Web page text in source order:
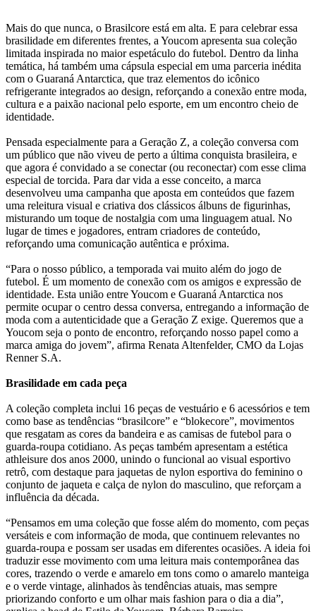
Mais do que nunca, o Brasilcore está em alta. E para celebrar essa
brasilidade em diferentes frentes, a Youcom apresenta sua coleção
limitada inspirada no maior espetáculo do futebol. Dentro da linha
temática, há também uma cápsula especial em uma parceria inédita
com o Guaraná Antarctica, que traz elementos do icônico
refrigerante integrados ao design, reforçando a conexão entre moda,
cultura e a paixão nacional pelo esporte, em um encontro cheio de
identidade.
Pensada especialmente para a Geração Z, a coleção conversa com
um público que não viveu de perto a última conquista brasileira, e
que agora é convidado a se conectar (ou reconectar) com esse clima
especial de torcida. Para dar vida a esse conceito, a marca
desenvolveu uma campanha que aposta em conteúdos que fazem
uma releitura visual e criativa dos clássicos álbuns de figurinhas,
misturando um toque de nostalgia com uma linguagem atual. No
lugar de times e jogadores, entram criadores de conteúdo,
reforçando uma comunicação autêntica e próxima.
“Para o nosso público, a temporada vai muito além do jogo de
futebol. É um momento de conexão com os amigos e expressão de
identidade. Esta união entre Youcom e Guaraná Antarctica nos
permite ocupar o centro dessa conversa, entregando a informação de
moda com a autenticidade que a Geração Z exige. Queremos que a
Youcom seja o ponto de encontro, reforçando nosso papel como a
marca amiga do jovem”, afirma Renata Altenfelder, CMO da Lojas
Renner S.A.
Brasilidade em cada peça
A coleção completa inclui 16 peças de vestuário e 6 acessórios e tem
como base as tendências “brasilcore” e “blokecore”, movimentos
que resgatam as cores da bandeira e as camisas de futebol para o
guarda-roupa cotidiano. As peças também apresentam a estética
athleisure dos anos 2000, unindo o funcional ao visual esportivo
retrô, com destaque para jaquetas de nylon esportiva do feminino o
conjunto de jaqueta e calça de nylon do masculino, que reforçam a
influência da década.
“Pensamos em uma coleção que fosse além do momento, com peças
versáteis e com informação de moda, que continuem relevantes no
guarda-roupa e possam ser usadas em diferentes ocasiões. A ideia foi
traduzir esse movimento com uma leitura mais contemporânea das
cores, trazendo o verde e amarelo em tons como o amarelo manteiga
e o verde vintage, alinhados às tendências atuais, mas sempre
priorizando conforto e um olhar mais fashion para o dia a dia”,